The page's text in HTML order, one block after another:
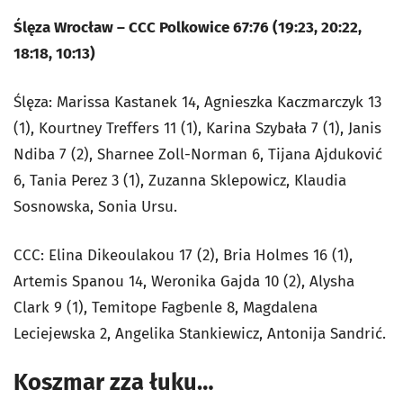
Ślęza Wrocław – CCC Polkowice 67:76 (19:23, 20:22,
18:18, 10:13)
Ślęza: Marissa Kastanek 14, Agnieszka Kaczmarczyk 13
(1), Kourtney Treffers 11 (1), Karina Szybała 7 (1), Janis
Ndiba 7 (2), Sharnee Zoll-Norman 6, Tijana Ajduković
6, Tania Perez 3 (1), Zuzanna Sklepowicz, Klaudia
Sosnowska, Sonia Ursu.
CCC: Elina Dikeoulakou 17 (2), Bria Holmes 16 (1),
Artemis Spanou 14, Weronika Gajda 10 (2), Alysha
Clark 9 (1), Temitope Fagbenle 8, Magdalena
Leciejewska 2, Angelika Stankiewicz, Antonija Sandrić.
Koszmar zza łuku…